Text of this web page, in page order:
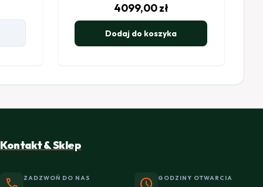
4099,00zł
Dodaj do koszyka
Kontakt & Sklep
ZADZWOŃ DO NAS GODZINY OTWARCIA